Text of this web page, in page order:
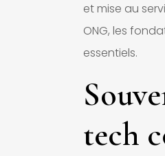
et mise au
ONG, les
essentiels.
tech